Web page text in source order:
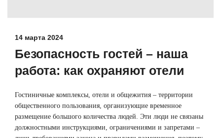
14 марта 2024
Безопасность гостей – наша
работа: как охраняют отели
Гостиничные комплексы, отели и общежития – территории
общественного пользования, организующие временное
размещение большого количества людей. Эти люди не связаны
должностными инструкциями, ограничениями и запретами –